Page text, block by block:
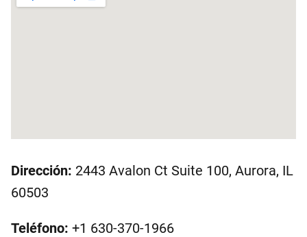
Dirección: 2443 Avalon Ct Suite 100, Aurora, IL
60503
Teléfono: +1 630-370-1966